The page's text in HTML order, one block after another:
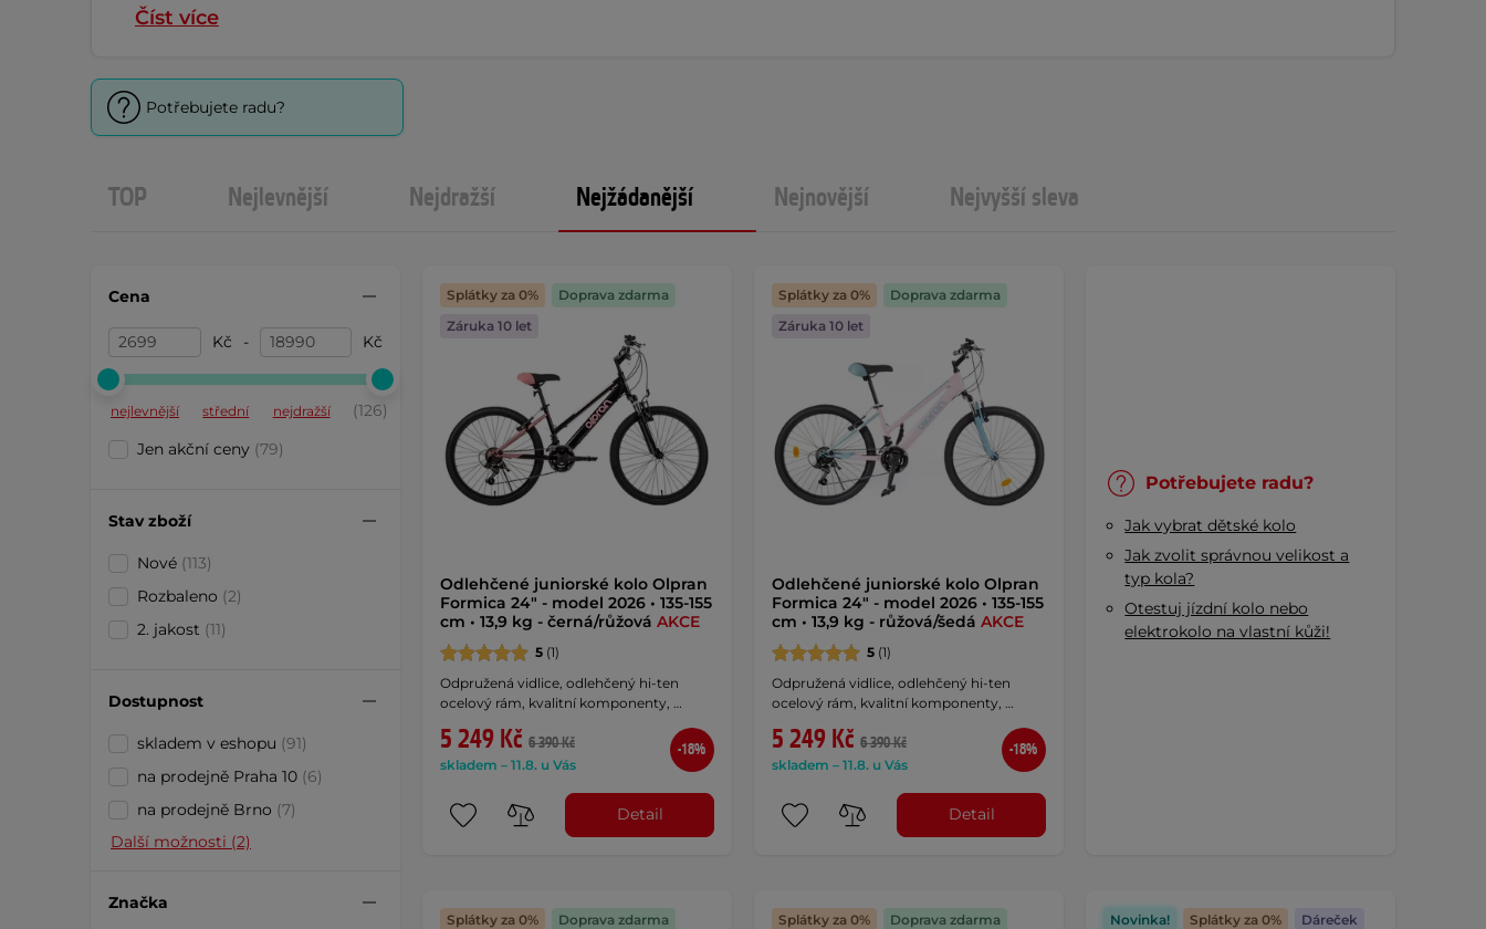
Číst více
Potřebujete radu?
TOP Nejlevnější Nejdražší Nejžádanější Nejnovější Nejvyšší sleva
Cena
Kč - Kč
nejlevnější střední nejdražší
(126)
Jen akční ceny (79)
Stav zboží
Nové (113)
Rozbaleno (2)
2. jakost (11)
Dostupnost
skladem v eshopu (91)
na prodejně Praha 10 (6)
na prodejně Brno (7)
Další možnosti (2)
Značka
Splátky za 0%
Doprava zdarma
Záruka 10 let
Odlehčené juniorské kolo Olpran
Formica 24" - model 2026 • 135-155
cm • 13,9 kg - černá/růžová AKCE
5 (1)
Odpružená vidlice, odlehčený hi-ten
ocelový rám, kvalitní komponenty, …
5 249 Kč 6 390 Kč
skladem – 11.8. u Vás
-18%
Detail
Splátky za 0%
Doprava zdarma
Záruka 10 let
Odlehčené juniorské kolo Olpran
Formica 24" - model 2026 • 135-155
cm • 13,9 kg - růžová/šedá AKCE
5(1)
Odpružená vidlice, odlehčený hi-ten
ocelový rám, kvalitní komponenty, …
5 249 Kč 6 390 Kč
skladem – 11.8. u Vás
-18%
Detail
Potřebujete radu?
Jak vybrat dětské kolo
Jak zvolit správnou velikost a
typ kola?
Otestuj jízdní kolo nebo
elektrokolo na vlastní kůži!
Splátky za 0%
Doprava zdarma
Splátky za 0%
Doprava zdarma
Novinka! Splátky za 0% Dáreček